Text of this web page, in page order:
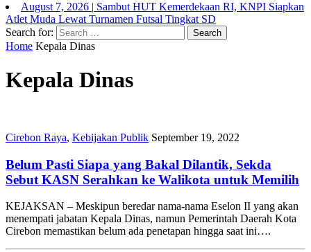
August 7, 2026 | Sambut HUT Kemerdekaan RI, KNPI Siapkan
Atlet Muda Lewat Turnamen Futsal Tingkat SD
Search for:
Home Kepala Dinas
Kepala Dinas
Cirebon Raya, Kebijakan Publik September 19, 2022
Belum Pasti Siapa yang Bakal Dilantik, Sekda
Sebut KASN Serahkan ke Walikota untuk Memilih
KEJAKSAN – Meskipun beredar nama-nama Eselon II yang akan
menempati jabatan Kepala Dinas, namun Pemerintah Daerah Kota
Cirebon memastikan belum ada penetapan hingga saat ini….